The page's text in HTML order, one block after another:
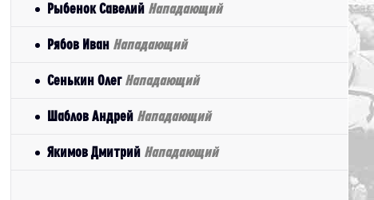
Рыбенок Савелий Нападающий
Рябов Иван Нападающий
Сенькин Олег Нападающий
Шаблов Андрей Нападающий
Якимов Дмитрий Нападающий